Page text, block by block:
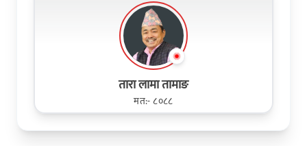
तारा लामा तामाङ
मत:- ८०८८